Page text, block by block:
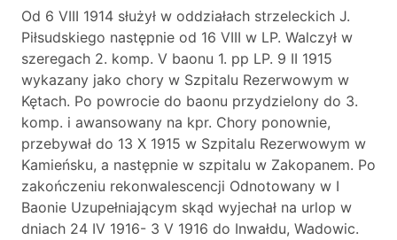
Od 6 VIII 1914 służył w oddziałach strzeleckich J.
Piłsudskiego następnie od 16 VIII w LP. Walczył w
szeregach 2. komp. V baonu 1. pp LP. 9 II 1915
wykazany jako chory w Szpitalu Rezerwowym w
Kętach. Po powrocie do baonu przydzielony do 3.
komp. i awansowany na kpr. Chory ponownie,
przebywał do 13 X 1915 w Szpitalu Rezerwowym w
Kamieńsku, a następnie w szpitalu w Zakopanem. Po
zakończeniu rekonwalescencji Odnotowany w I
Baonie Uzupełniającym skąd wyjechał na urlop w
dniach 24 IV 1916- 3 V 1916 do Inwałdu, Wadowic.